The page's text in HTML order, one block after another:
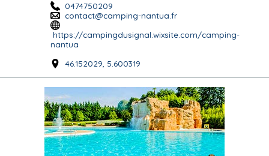
0474750209
contact@camping-nantua.fr
https://campingdusignal.wixsite.com/camping-
nantua
46.152029, 5.600319